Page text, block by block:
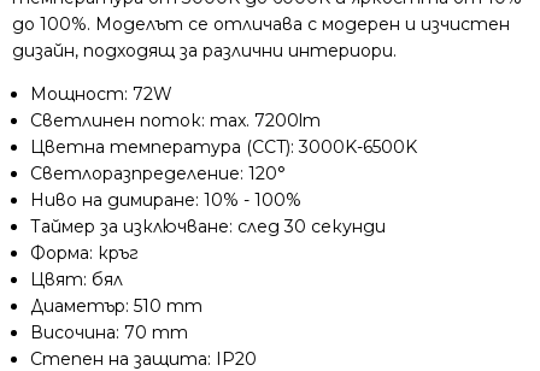
бял
кръг
Ultralux
SPL3L72RC
Portofino
до 100%. Моделът се отличава с модерен и изчистен
дизайн, подходящ за различни интериори.
Мощност: 72W
Светлинен поток: max. 7200lm
Цветна температура (CCT): 3000K-6500K
Светлоразпределение: 120°
Ниво на димиране: 10% - 100%
Таймер за изключване: след 30 секунди
Форма: кръг
Цвят: бял
Диаметър: 510 mm
Височина: 70 mm
Степен на защита: IP20